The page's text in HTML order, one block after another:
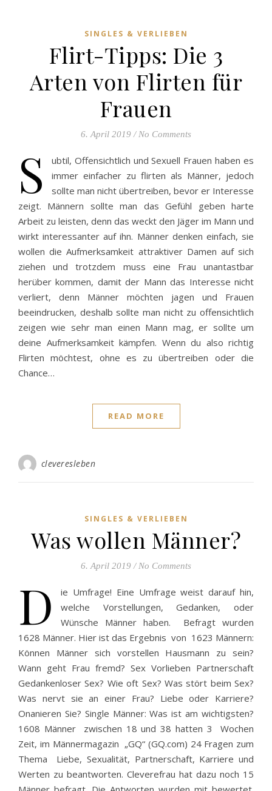
SINGLES & VERLIEBEN
Flirt-Tipps: Die 3
Arten von Flirten für
Frauen
6. April 2019 / No Comments
S
ubtil, Offensichtlich und Sexuell Frauen haben es
immer einfacher zu flirten als Männer, jedoch
sollte man nicht übertreiben, bevor er Interesse
zeigt. Männern sollte man das Gefühl geben harte
Arbeit zu leisten, denn das weckt den Jäger im Mann und
wirkt interessanter auf ihn. Männer denken einfach, sie
wollen die Aufmerksamkeit attraktiver Damen auf sich
ziehen und trotzdem muss eine Frau unantastbar
herüber kommen, damit der Mann das Interesse nicht
verliert, denn Männer möchten jagen und Frauen
beeindrucken, deshalb sollte man nicht zu offensichtlich
zeigen wie sehr man einen Mann mag, er sollte um
deine Aufmerksamkeit kämpfen. Wenn du also richtig
Flirten möchtest, ohne es zu übertreiben oder die
Chance…
READ MORE
cleveresleben
SINGLES & VERLIEBEN
Was wollen Männer?
6. April 2019 / No Comments
D
ie Umfrage! Eine Umfrage weist darauf hin,
welche Vorstellungen, Gedanken, oder
Wünsche Männer haben. Befragt wurden
1628 Männer. Hier ist das Ergebnis von 1623 Männern:
Können Männer sich vorstellen Hausmann zu sein?
Wann geht Frau fremd? Sex Vorlieben Partnerschaft
Gedankenloser Sex? Wie oft Sex? Was stört beim Sex?
Was nervt sie an einer Frau? Liebe oder Karriere?
Onanieren Sie? Single Männer: Was ist am wichtigsten?
1608 Männer zwischen 18 und 38 hatten 3 Wochen
Zeit, im Männermagazin „GQ“ (GQ.com) 24 Fragen zum
Thema Liebe, Sexualität, Partnerschaft, Karriere und
Werten zu beantworten. Cleverefrau hat dazu noch 15